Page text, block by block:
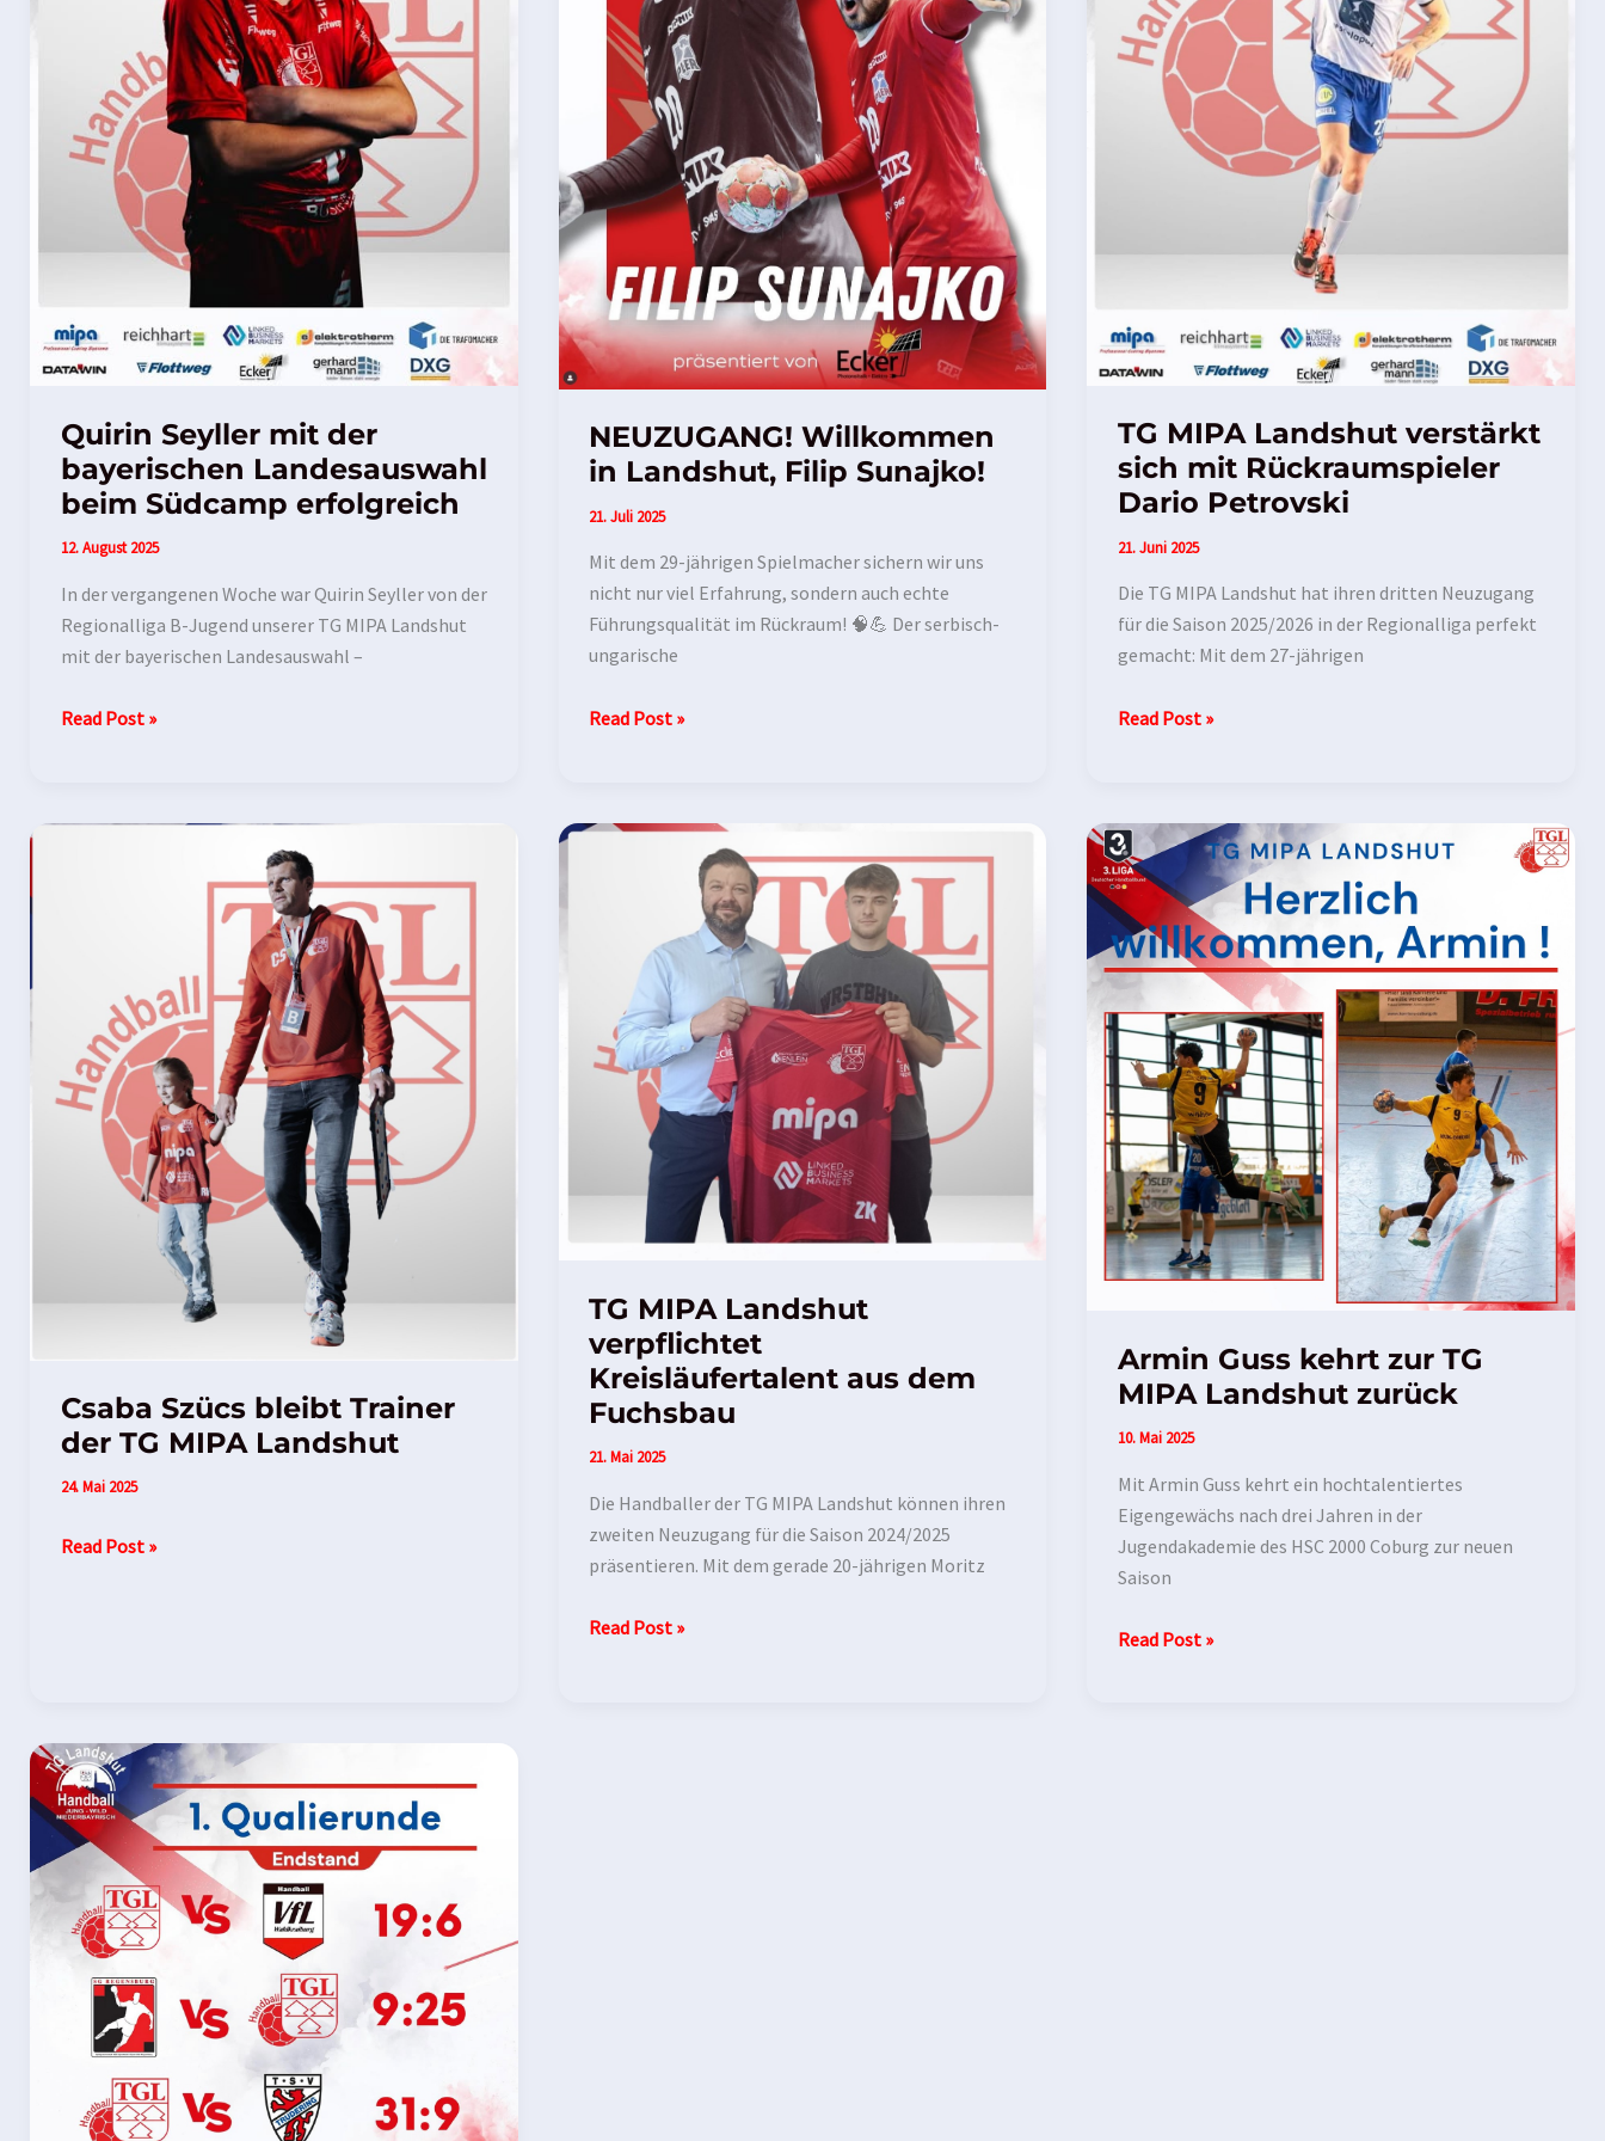
Quirin Seyller mit der
bayerischen Landesauswahl
beim Südcamp erfolgreich
12. August 2025
In der vergangenen Woche war Quirin Seyller von der
Regionalliga B-Jugend unserer TG MIPA Landshut
mit der bayerischen Landesauswahl –
Read Post »
NEUZUGANG! Willkommen
in Landshut, Filip Sunajko!
21. Juli 2025
Mit dem 29-jährigen Spielmacher sichern wir uns
nicht nur viel Erfahrung, sondern auch echte
Führungsqualität im Rückraum! 🧠💪 Der serbisch-
ungarische
Read Post »
TG MIPA Landshut verstärkt
sich mit Rückraumspieler
Dario Petrovski
21. Juni 2025
Die TG MIPA Landshut hat ihren dritten Neuzugang
für die Saison 2025/2026 in der Regionalliga perfekt
gemacht: Mit dem 27-jährigen
Dario
Petrovski
Read Post »
Csaba Szücs bleibt Trainer
der TG MIPA Landshut
24. Mai 2025
Landshut
Read Post »
TG MIPA Landshut
verpflichtet
Kreisläufertalent aus dem
Fuchsbau
21. Mai 2025
Die Handballer der TG MIPA Landshut können ihren
zweiten Neuzugang für die Saison 2024/2025
präsentieren. Mit dem gerade 20-jährigen Moritz
TG
verpflichtet
Kreisläufertalent
dem
Fuchsbau
Read Post »
Armin Guss kehrt zur TG
MIPA Landshut zurück
10. Mai 2025
Mit Armin Guss kehrt ein hochtalentiertes
Eigengewächs nach drei Jahren in der
Jugendakademie des HSC 2000 Coburg zur neuen
Saison
Armin
Guss
kehrt
zur
TG
Landshut
zurück
Read Post »
A-
Jugend
weiblich